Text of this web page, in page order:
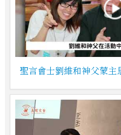
聖言會士劉維和神父蒙主